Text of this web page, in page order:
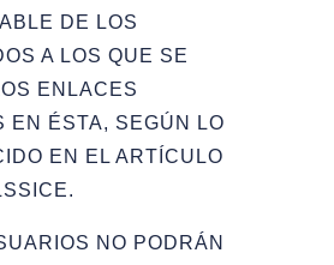
DE LOS
A LOS QUE SE
ENLACES
EN ÉSTA, SEGÚN LO
EN EL ARTÍCULO
NO PODRÁN